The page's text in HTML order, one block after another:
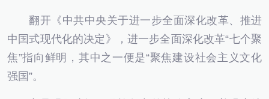
翻开《中共中央关于进一步全面深化改革、推进
中国式现代化的决定》，进一步全面深化改革“七个聚
焦”指向鲜明，其中之一便是“聚焦建设社会主义文化
强国”。